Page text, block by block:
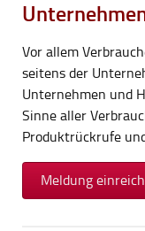
Vor allem
seitens der
Unternehmen und
Sinne aller
Produktrückrufe
Meldung